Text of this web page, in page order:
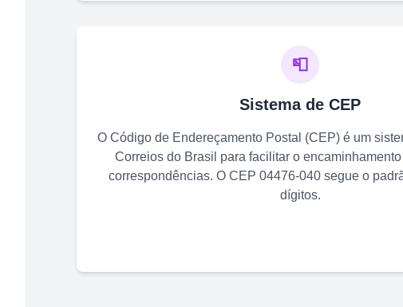
📮
Sistema de CEP
O Código de Endereçamento Postal (CEP) é um
Correios do Brasil para facilitar o
correspondências. O CEP 04476-040segue o
dígitos.